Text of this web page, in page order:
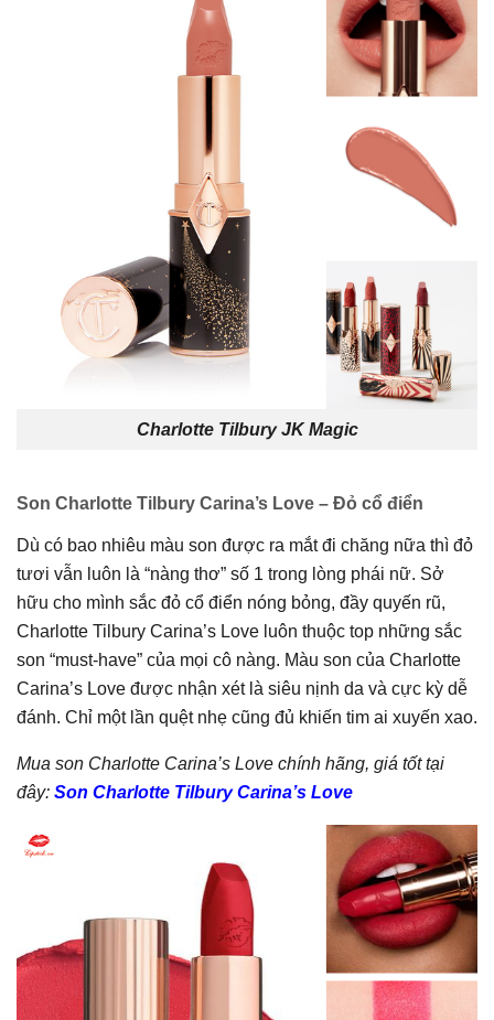
Charlotte Tilbury JK Magic
Son Charlotte Tilbury Carina’s Love – Đỏ cổ điển
Dù có bao nhiêu màu son được ra mắt đi chăng nữa thì đỏ
tươi vẫn luôn là “nàng thơ” số 1 trong lòng phái nữ. Sở
hữu cho mình sắc đỏ cổ điển nóng bỏng, đầy quyến rũ,
Charlotte Tilbury Carina’s Love luôn thuộc top những sắc
son “must-have” của mọi cô nàng. Màu son của Charlotte
Carina’s Love được nhận xét là siêu nịnh da và cực kỳ dễ
đánh. Chỉ một lần quệt nhẹ cũng đủ khiến tim ai xuyến xao.
Mua son Charlotte Carina’s Love chính hãng, giá tốt tại
đây: Son Charlotte Tilbury Carina’s Love